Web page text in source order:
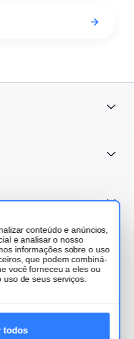
conteúdo e anúncios,
e analisar o nosso
informações sobre o uso
que podem combiná-
você forneceu a eles ou
de seus serviços.
todos
Livre: vantagens e